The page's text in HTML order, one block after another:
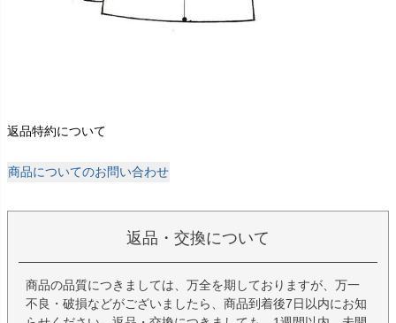
返品特約について
商品についてのお問い合わせ
返品・交換について
商品の品質につきましては、万全を期しておりますが、万一
不良・破損などがございましたら、商品到着後7日以内にお知